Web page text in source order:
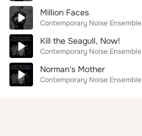
Million Faces
Contemporary Noise Ensemble
Kill the Seagull, Now!
Contemporary Noise Ensemble
Norman's Mother
Contemporary Noise Ensemble